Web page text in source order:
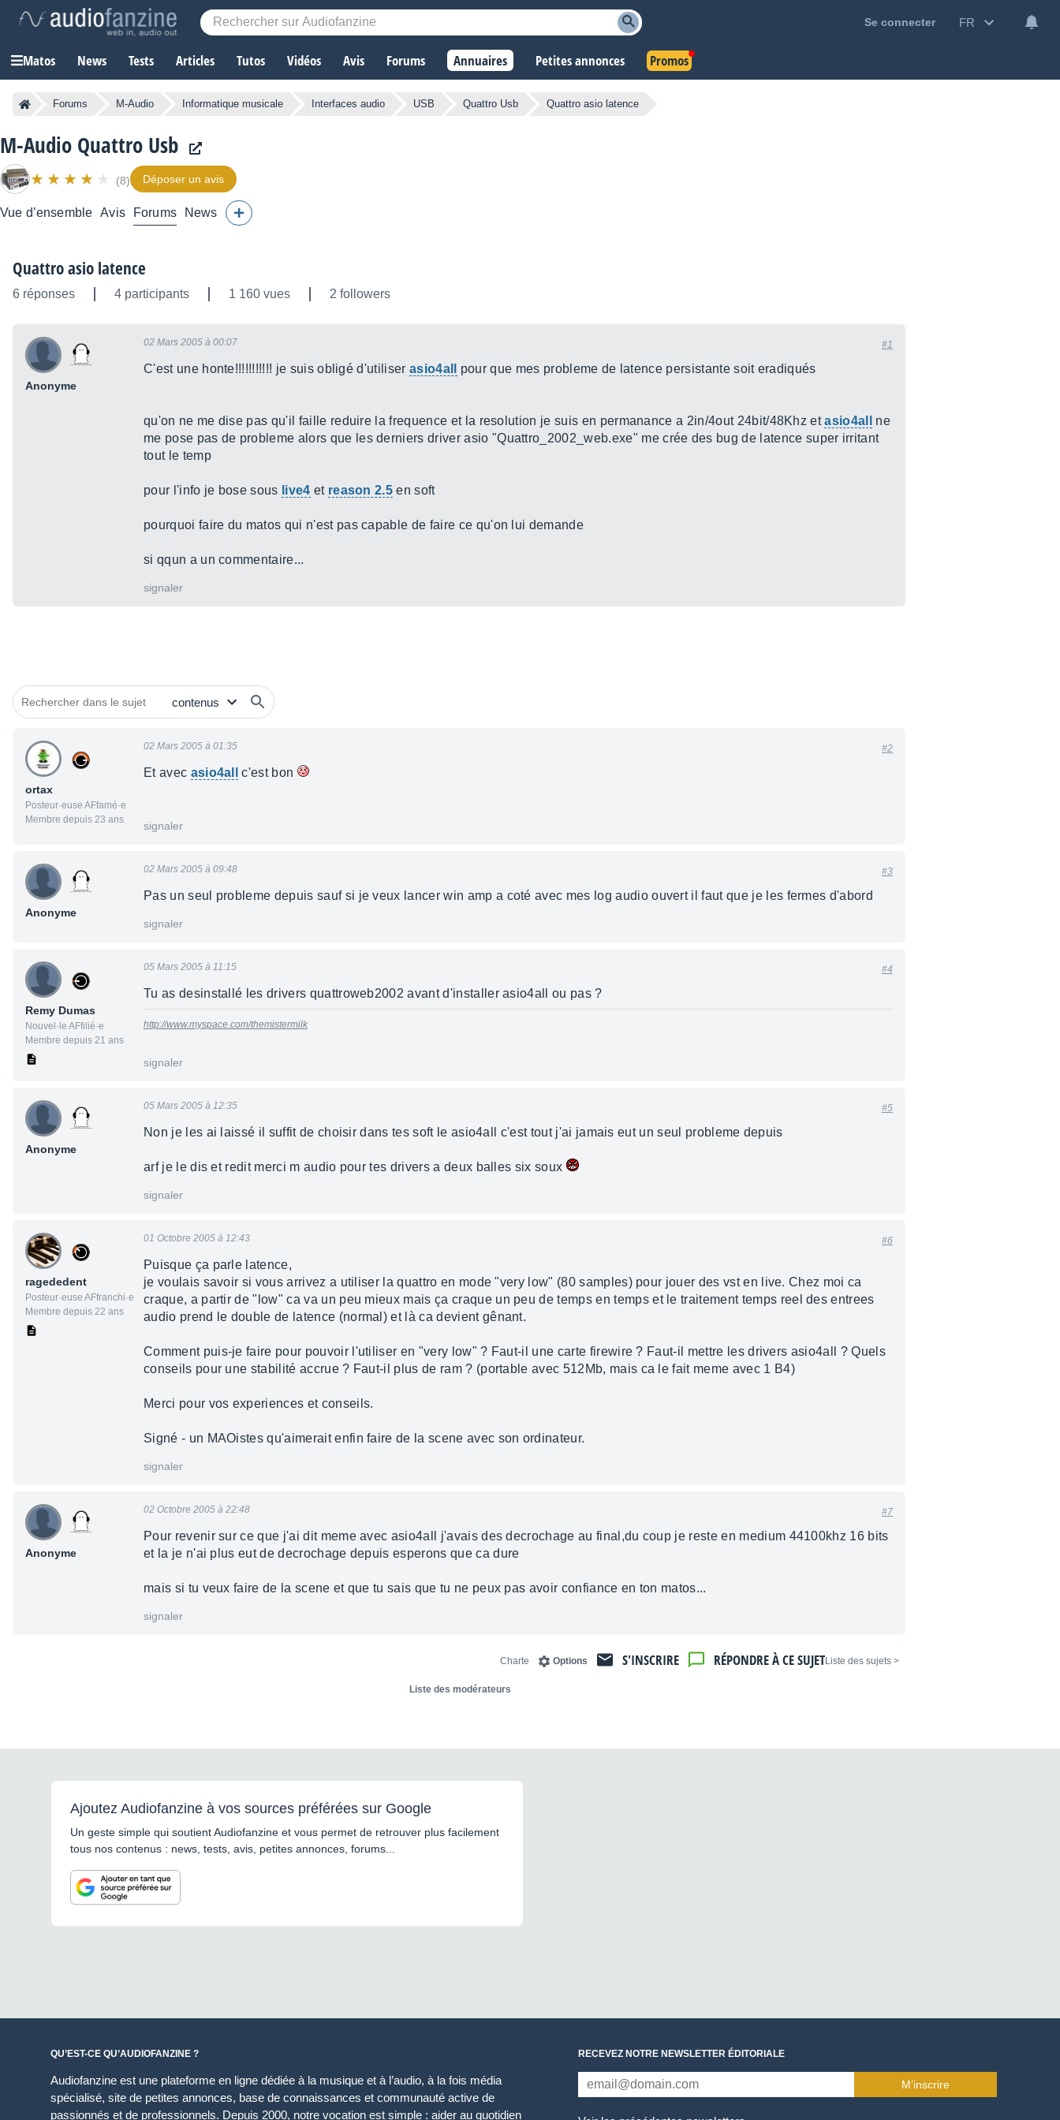
Se connecter FR
Matos News Tests Articles Tutos Vidéos Avis Forums Annuaires Petites annonces Promos
Forums M-Audio Informatique musicale Interfaces audio USB Quattro Usb Quattro asio latence
M-Audio Quattro Usb
(8) Déposer un avis
Vue d’ensemble Avis Forums News
Quattro asio latence
6 réponses 4 participants 1 160 vues 2 followers
Anonyme
02 Mars 2005 à 00:07 #1
C'est une honte!!!!!!!!!!! je suis obligé d'utiliser asio4all pour que mes probleme de latence persistante soit eradiqués
qu'on ne me dise pas qu'il faille reduire la frequence et la resolution je suis en permanance a 2in/4out 24bit/48Khz etasio4all
ne
me pose pas de probleme alors que les derniers driver asio "Quattro_2002_web.exe" me crée des bug de latence super irritant
tout le temp
pour l'info je bose sous live4 et reason 2.5 en soft
pourquoi faire du matos qui n'est pas capable de faire ce qu'on lui demande
si qqun a un commentaire...
signaler
ortax
Posteur·euse AFfamé·e
Membre depuis 23 ans
02 Mars 2005 à 01:35 #2
Et avec asio4all c'est bon
signaler
Anonyme
02 Mars 2005 à 09:48 #3
Pas un seul probleme depuis sauf si je veux lancer win amp a coté avec mes log audio ouvert il faut que je les fermes d'abord
signaler
Remy Dumas
Nouvel·le AFfilié·e
Membre depuis 21 ans
05 Mars 2005 à 11:15 #4
Tu as desinstallé les drivers quattroweb2002 avant d'installer asio4all ou pas ?
http://www.myspace.com/themistermilk
signaler
Anonyme
05 Mars 2005 à 12:35 #5
Non je les ai laissé il suffit de choisir dans tes soft le asio4all c'est tout j'ai jamais eut un seul probleme depuis
arf je le dis et redit merci m audio pour tes drivers a deux balles six soux
signaler
ragededent
Posteur·euse AFfranchi·e
Membre depuis 22 ans
01 Octobre 2005 à 12:43 #6
Puisque ça parle latence,
je voulais savoir si vous arrivez a utiliser la quattro en mode "very low" (80 samples) pour jouer des vst en live. Chez moi ca
craque, a partir de "low" ca va un peu mieux mais ça craque un peu de temps en temps et le traitement temps reel des entrees
audio prend le double de latence (normal) et là ca devient gênant.
Comment puis-je faire pour pouvoir l'utiliser en "very low" ? Faut-il une carte firewire ? Faut-il mettre les drivers asio4all ? Quels
conseils pour une stabilité accrue ? Faut-il plus de ram ? (portable avec 512Mb, mais ca le fait meme avec 1 B4)
Merci pour vos experiences et conseils.
Signé - un MAOistes qu'aimerait enfin faire de la scene avec son ordinateur.
signaler
Anonyme
02 Octobre 2005 à 22:48 #7
Pour revenir sur ce que j'ai dit meme avec asio4all j'avais des decrochage au final,du coup je reste en medium 44100khz 16 bits
et la je n'ai plus eut de decrochage depuis esperons que ca dure
mais si tu veux faire de la scene et que tu sais que tu ne peux pas avoir confiance en ton matos...
signaler
< Liste des sujets
RÉPONDRE À CE SUJET
S'INSCRIRE
Options
Charte
Liste des modérateurs
Ajoutez Audiofanzine à vos sources préférées sur Google
Un geste simple qui soutient Audiofanzine et vous permet de retrouver plus facilement
tous nos contenus : news, tests, avis, petites annonces, forums...
QU’EST-CE QU’AUDIOFANZINE ?
Audiofanzine est une plateforme en ligne dédiée à la musique et à l’audio, à la fois média
spécialisé, site de petites annonces, base de connaissances et communauté active de
passionnés et de professionnels. Depuis 2000, notre vocation est simple : aider au quotidien
RECEVEZ NOTRE NEWSLETTER ÉDITORIALE
M’inscrire